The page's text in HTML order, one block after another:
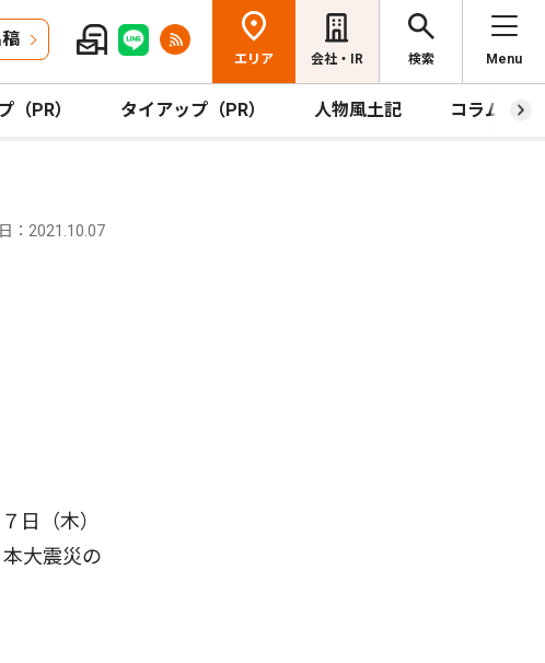
エリア 会社・IR 検索 Menu
（PR） タイアップ（PR） 人物風土記 コラム
：2021.10.07
日（木）
大震災の